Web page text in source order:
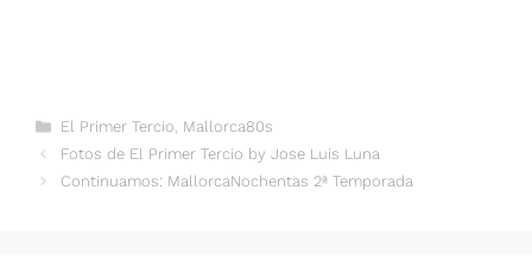
Categorías
El Primer Tercio Mallorca80s
Fotos de El Primer Tercio by Jose Luis Luna
Continuamos: MallorcaNochentas 2ª Temporada